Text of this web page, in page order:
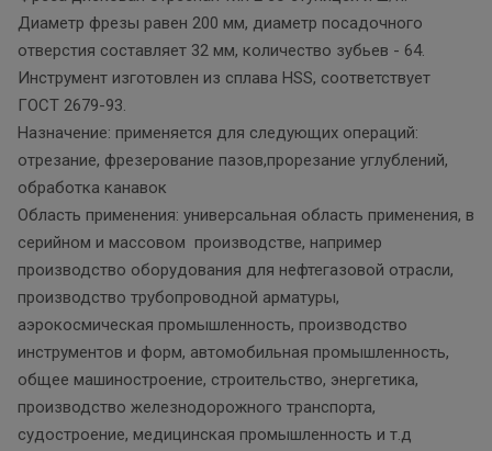
Диаметр фрезы равен 200 мм, диаметр посадочного
отверстия составляет 32 мм, количество зубьев - 64.
Инструмент изготовлен из сплава HSS, соответствует
ГОСТ 2679-93.
Назначение: применяется для следующих операций:
отрезание, фрезерование пазов,прорезание углублений,
обработка канавок
Область применения: универсальная область применения, в
серийном и массовом производстве, например
производство оборудования для нефтегазовой отрасли,
производство трубопроводной арматуры,
аэрокосмическая промышленность, производство
инструментов и форм, автомобильная промышленность,
общее машиностроение, строительство, энергетика,
производство железнодорожного транспорта,
судостроение, медицинская промышленность и т.д